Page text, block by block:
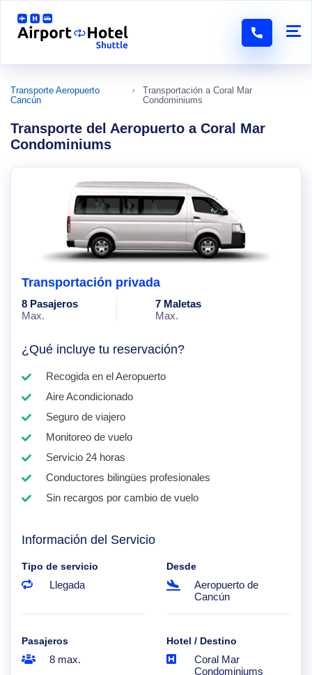
Transporte Aeropuerto
Cancún
Transportación a Coral Mar
Condominiums
Transporte del Aeropuerto a Coral Mar
Condominiums
Transportación privada
8 Pasajeros
Max.
7 Maletas
Max.
¿Qué incluye tu reservación?
Recogida en el Aeropuerto
Aire Acondicionado
Seguro de viajero
Monitoreo de vuelo
Servicio 24 horas
Conductores bilingües profesionales
Sin recargos por cambio de vuelo
Información del Servicio
Tipo de servicio
Llegada
Desde
Aeropuerto de
Cancún
Pasajeros
8 max.
Hotel / Destino
Coral Mar
Condominiums